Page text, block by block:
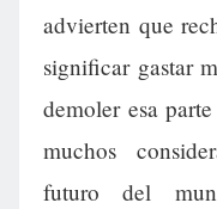
advierten que
significar gastar
demoler esa
muchos
futuro del